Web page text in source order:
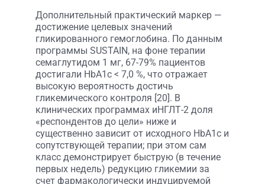
Дополнительный практический маркер —
достижение целевых значений
гликированного гемоглобина. По данным
программы SUSTAIN, на фоне терапии
семаглутидом 1 мг, 67-79% пациентов
достигали HbA1c < 7,0 %, что отражает
высокую вероятность достичь
гликемического контроля [20]. В
клинических программах иНГЛТ-2 доля
«респондентов до цели» ниже и
существенно зависит от исходного HbA1c и
сопутствующей терапии; при этом сам
класс демонстрирует быструю (в течение
первых недель) редукцию гликемии за
счет фармакологически индуцируемой